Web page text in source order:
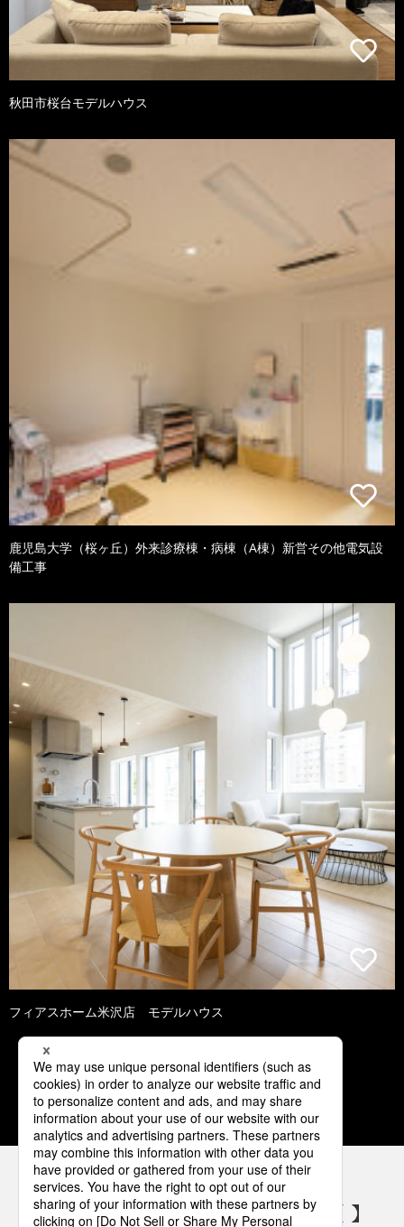
秋田市桜台モデルハウス
鹿児島大学（桜ヶ丘）外来診療棟・病棟（A棟）新営その他電気設
備工事
フィアスホーム米沢店 モデルハウス
1 2 3 4 5
パナソニックの電気設備 SNSアカウント